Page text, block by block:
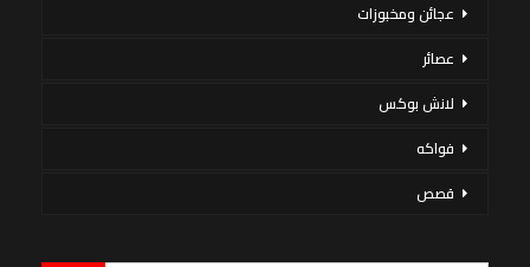
عجائن ومخبوزات
عصائر
لانش بوكس
فواكه
قصص